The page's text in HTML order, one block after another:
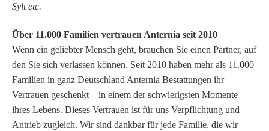
Sylt etc.
Über 11.000 Familien vertrauen Anternia seit 2010
Wenn ein geliebter Mensch geht, brauchen Sie einen Partner, auf
den Sie sich verlassen können. Seit 2010 haben mehr als 11.000
Familien in ganz Deutschland Anternia Bestattungen ihr
Vertrauen geschenkt – in einem der schwierigsten Momente
ihres Lebens. Dieses Vertrauen ist für uns Verpflichtung und
Antrieb zugleich. Wir sind dankbar für jede Familie, die wir